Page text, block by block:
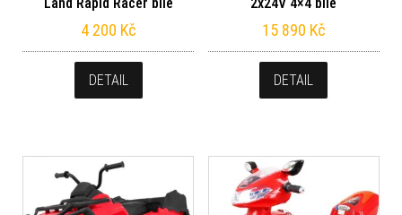
4 200 Kč
DETAIL
15 890 Kč
DETAIL